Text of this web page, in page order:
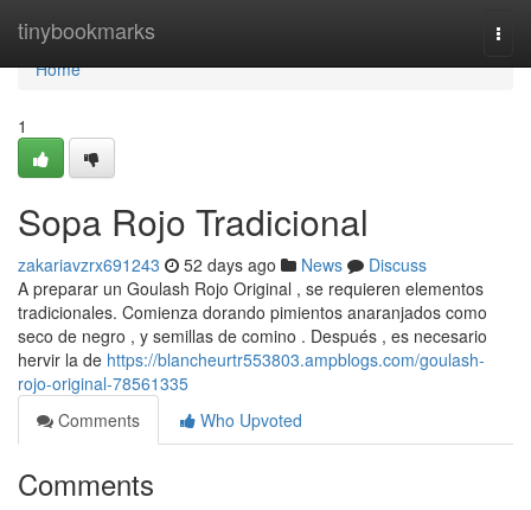
tinybookmarks
Home
Home
1
Sopa Rojo Tradicional
zakariavzrx691243 52 days ago News
Discuss
A preparar un Goulash Rojo Original , se requieren elementos
tradicionales. Comienza dorando pimientos anaranjados como
seco de negro , y semillas de comino . Después , es necesario
hervir la de https://blancheurtr553803.ampblogs.com/goulash-
rojo-original-78561335
Comments
Who Upvoted
Comments